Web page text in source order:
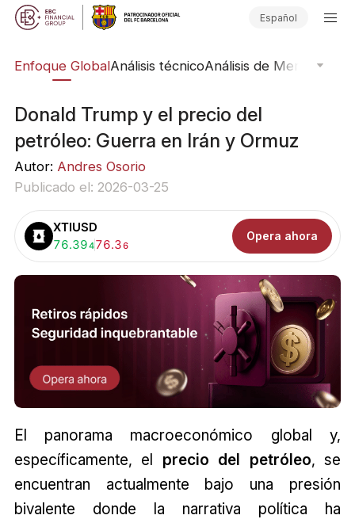
Español
Enfoque GlobalAnálisis técnicoAnálisis de Mercado
Donald Trump y el precio del
petróleo: Guerra en Irán y Ormuz
Autor: Andres Osorio
Publicado el: 2026-03-25
XTIUSD
Comprar:
76.394Vender:
76.36
Opera ahora
El panorama macroeconómico global y,
específicamente, el precio del petróleo, se
encuentran actualmente bajo una presión
bivalente donde la narrativa política ha